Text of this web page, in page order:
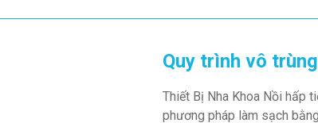
Quy trình vô
Thiết Bị Nha Khoa Nồi hấp
phương pháp làm sạch